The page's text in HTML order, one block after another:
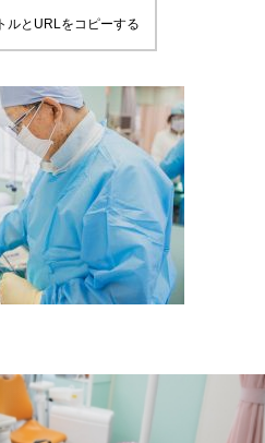
ルとURLをコピーする